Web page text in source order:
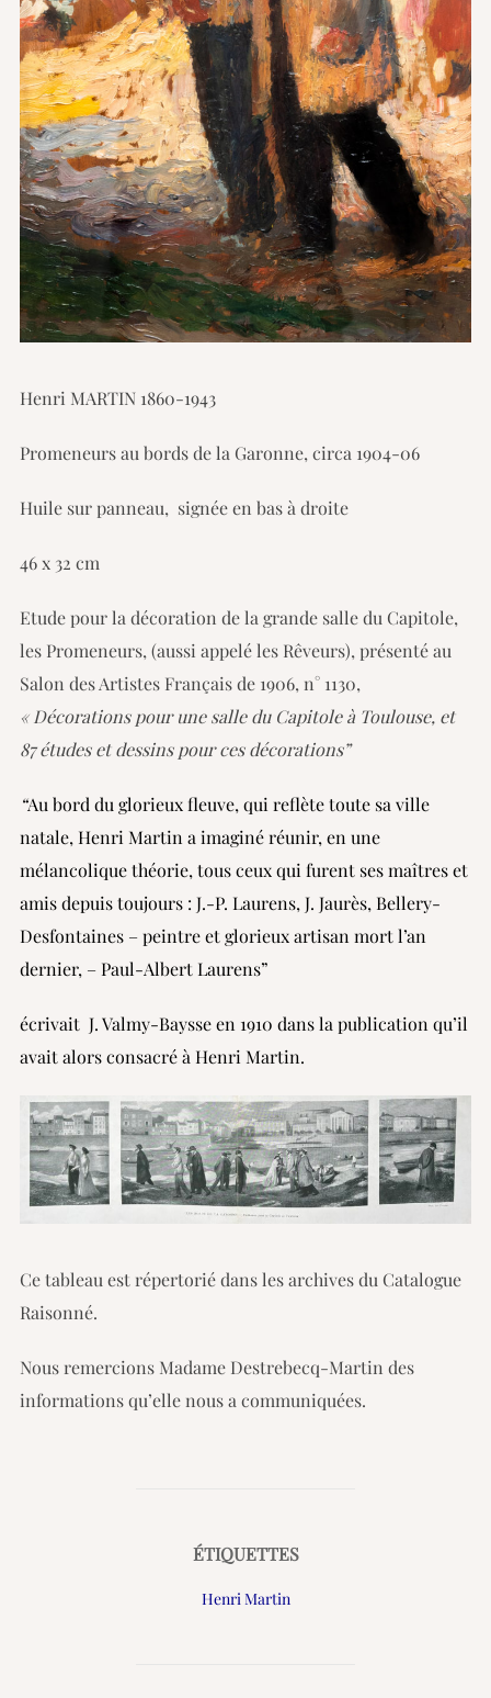
Henri MARTIN 1860-1943
Promeneurs au bords de la Garonne, circa 1904-06
Huile sur panneau, signée en bas à droite
46 x 32 cm
Etude pour la décoration de la grande salle du Capitole,
les Promeneurs, (aussi appelé les Rêveurs), présenté au
Salon des Artistes Français de 1906, n° 1130,
« Décorations pour une salle du Capitole à Toulouse, et
87 études et dessins pour ces décorations”
“Au bord du glorieux fleuve, qui reflète toute sa ville
natale, Henri Martin a imaginé réunir, en une
mélancolique théorie, tous ceux qui furent ses maîtres et
amis depuis toujours : J.-P. Laurens, J. Jaurès, Bellery-
Desfontaines – peintre et glorieux artisan mort l’an
dernier, – Paul-Albert Laurens”
écrivait J. Valmy-Baysse en 1910 dans la publication qu’il
avait alors consacré à Henri Martin.
Ce tableau est répertorié dans les archives du Catalogue
Raisonné.
Nous remercions Madame Destrebecq-Martin des
informations qu’elle nous a communiquées.
ÉTIQUETTES
Henri Martin